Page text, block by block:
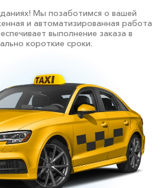
Мы позаботимся о вашей
и автоматизированная работа
выполнение заказа в
короткие сроки.